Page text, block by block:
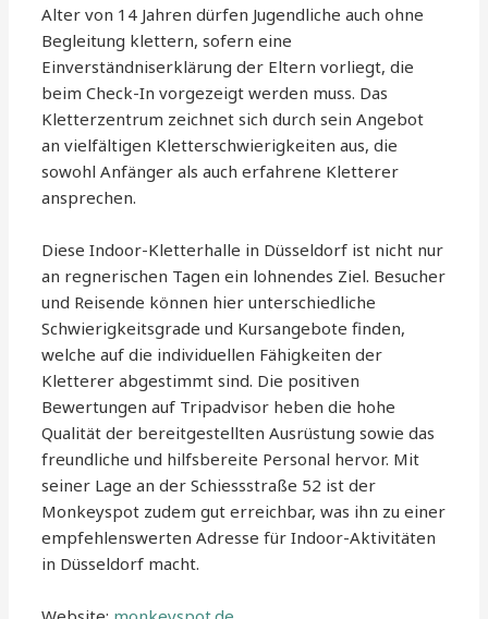
Alter von 14 Jahren dürfen Jugendliche auch ohne
Begleitung klettern, sofern eine
Einverständniserklärung der Eltern vorliegt, die
beim Check-In vorgezeigt werden muss. Das
Kletterzentrum zeichnet sich durch sein Angebot
an vielfältigen Kletterschwierigkeiten aus, die
sowohl Anfänger als auch erfahrene Kletterer
ansprechen.
Diese Indoor-Kletterhalle in Düsseldorf ist nicht nur
an regnerischen Tagen ein lohnendes Ziel. Besucher
und Reisende können hier unterschiedliche
Schwierigkeitsgrade und Kursangebote finden,
welche auf die individuellen Fähigkeiten der
Kletterer abgestimmt sind. Die positiven
Bewertungen auf Tripadvisor heben die hohe
Qualität der bereitgestellten Ausrüstung sowie das
freundliche und hilfsbereite Personal hervor. Mit
seiner Lage an der Schiessstraße 52 ist der
Monkeyspot zudem gut erreichbar, was ihn zu einer
empfehlenswerten Adresse für Indoor-Aktivitäten
in Düsseldorf macht.